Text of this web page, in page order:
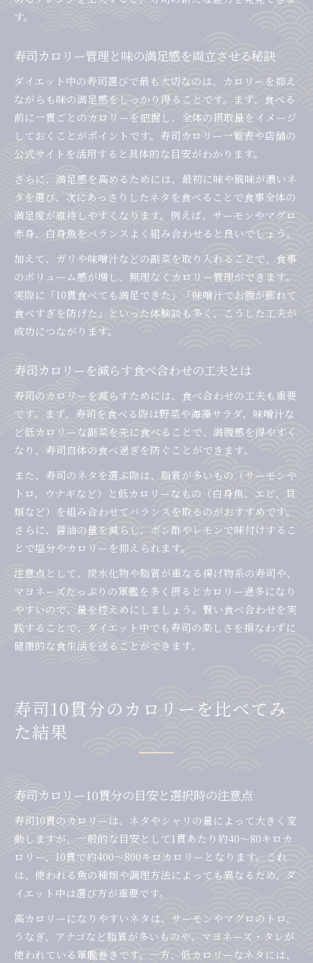
す。
寿司カロリー管理と味の満足感を両立させる秘訣
ダイエット中の寿司選びで最も大切なのは、カロリーを抑え
ながらも味の満足感をしっかり得ることです。まず、食べる
前に一貫ごとのカロリーを把握し、全体の摂取量をイメージ
しておくことがポイントです。寿司カロリー一覧表や店舗の
公式サイトを活用すると具体的な目安がわかります。
さらに、満足感を高めるためには、最初に味や風味が濃いネ
タを選び、次にあっさりしたネタを食べることで食事全体の
満足度が維持しやすくなります。例えば、サーモンやマグロ
赤身、白身魚をバランスよく組み合わせると良いでしょう。
加えて、ガリや味噌汁などの副菜を取り入れることで、食事
のボリューム感が増し、無理なくカロリー管理ができます。
実際に「10貫食べても満足できた」「味噌汁でお腹が膨れて
食べすぎを防げた」といった体験談も多く、こうした工夫が
成功につながります。
寿司カロリーを減らす食べ合わせの工夫とは
寿司のカロリーを減らすためには、食べ合わせの工夫も重要
です。まず、寿司を食べる際は野菜や海藻サラダ、味噌汁な
ど低カロリーな副菜を先に食べることで、満腹感を得やすく
なり、寿司自体の食べ過ぎを防ぐことができます。
また、寿司のネタを選ぶ際は、脂質が多いもの（サーモンや
トロ、ウナギなど）と低カロリーなもの（白身魚、エビ、貝
類など）を組み合わせてバランスを取るのがおすすめです。
さらに、醤油の量を減らし、ポン酢やレモンで味付けするこ
とで塩分やカロリーを抑えられます。
注意点として、炭水化物や脂質が重なる揚げ物系の寿司や、
マヨネーズたっぷりの軍艦を多く摂るとカロリー過多になり
やすいので、量を控えめにしましょう。賢い食べ合わせを実
践することで、ダイエット中でも寿司の楽しさを損なわずに
健康的な食生活を送ることができます。
寿司10貫分のカロリーを比べてみ
た結果
寿司カロリー10貫分の目安と選択時の注意点
寿司10貫のカロリーは、ネタやシャリの量によって大きく変
動しますが、一般的な目安として1貫あたり約40〜80キロカ
ロリー、10貫で約400〜800キロカロリーとなります。これ
は、使われる魚の種類や調理方法によっても異なるため、ダ
イエット中は選び方が重要です。
高カロリーになりやすいネタは、サーモンやマグロのトロ、
うなぎ、アナゴなど脂質が多いものや、マヨネーズ・タレが
使われている軍艦巻きです。一方、低カロリーなネタには、